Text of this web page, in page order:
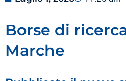
Borse di
Marche